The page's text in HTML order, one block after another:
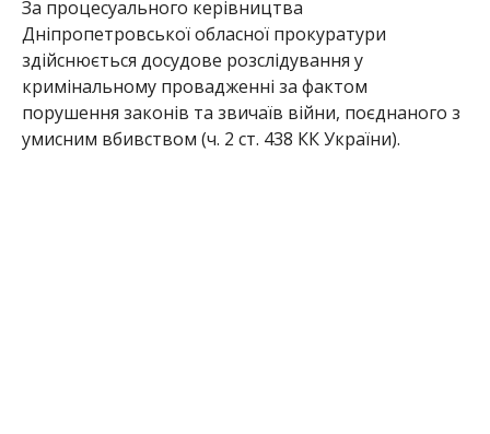
За процесуального керівництва
Дніпропетровської обласної прокуратури
здійснюється досудове розслідування у
кримінальному провадженні за фактом
порушення законів та звичаїв війни, поєднаного з
умисним вбивством (ч. 2 ст. 438 КК України).